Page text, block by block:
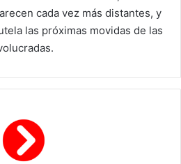
cada vez más distantes, y
las próximas movidas de las